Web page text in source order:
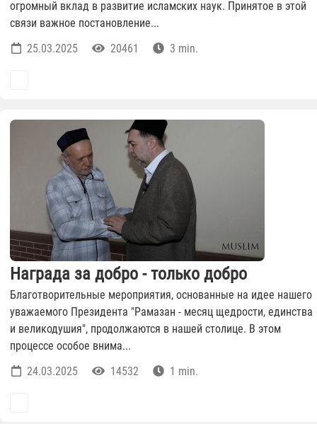
огромный вклад в развитие исламских наук. Принятое в этой
связи важное постановление...
25.03.2025
20461 3 min.
Награда за добро - только добро
Благотворительные мероприятия, основанные на идее нашего
уважаемого Президента "Рамазан - месяц щедрости, единства
и великодушия", продолжаются в нашей столице. В этом
процессе особое внима...
24.03.2025
14532 1 min.